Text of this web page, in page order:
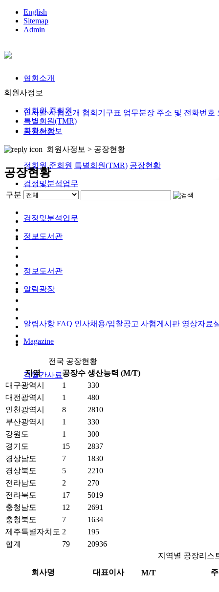
English
Sitemap
Admin
협회소개
인사말 사협소개 협회기구표 업무분장 주소 및 전화번호
회원사정보
정회원,준회원 특별회원(TMR) 공장현황
검정및분석업무
검정및분석업무
정보도서관
정보도서관
알림광장
알림사항 FAQ 인사채용/입찰공고 사협게시판 영상자료
Magazine
격월간사료
회원사정보
정회원,준회원
특별회원(TMR)
공장현황
회원사정보 > 공장현황
공장현황
구분
전국 공장현황
지역
공장수 생산능력 (M/T)
대구광역시
1
330
대전광역시
1
480
인천광역시
8
2810
부산광역시
1
330
강원도
1
300
경기도
15
2837
경상남도
7
1830
경상북도
5
2210
전라남도
2
270
전라북도
17
5019
충청남도
12
2691
충청북도
7
1634
제주특별자치도 2
195
합계
79
20936
지역별 공장리스
회사명
대표이사 M/T